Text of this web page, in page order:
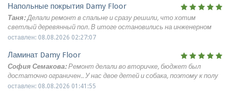
Напольные покрытия Damy Floor
Таня:Делали ремонт в спальне и сразу решили, что хотим
светлый деревянный пол. В итоге остановились на инженерном
паркете damy floor в скандинавском оттенке, укладка французской
будущем такое покрытие можно будет шлифовать и обновлять, а
не менять целиком. В жизни пол выглядит очень спокойно и дорого,
спальня стала намного уютнее.
оставлен: 08.08.2026 02:27:07
Ламинат Damy Floor
София Семакова:Ремонт делали во вторичке, бюджет был
достаточно ограничен.. У нас двое детей и собака, поэтому к полу
были серьёзные требования. Выбрали ламинат 33 класса от DAMY
оставлен: 08.08.2026 01:41:55